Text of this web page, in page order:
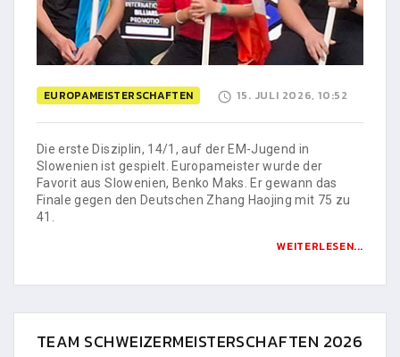
EUROPAMEISTERSCHAFTEN 15. JULI 2026, 10:52
Die erste Disziplin, 14/1, auf der EM-Jugend in
Slowenien ist gespielt. Europameister wurde der
Favorit aus Slowenien, Benko Maks. Er gewann das
Finale gegen den Deutschen Zhang Haojing mit 75 zu
41.
WEITERLESEN...
TEAM SCHWEIZERMEISTERSCHAFTEN 2026